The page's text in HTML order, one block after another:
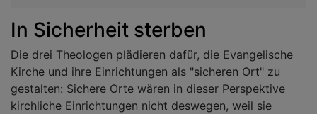
In Sicherheit sterben
Die drei Theologen plädieren dafür, die Evangelische
Kirche und ihre Einrichtungen als "sicheren Ort" zu
gestalten: Sichere Orte wären in dieser Perspektive
kirchliche Einrichtungen nicht deswegen, weil sie